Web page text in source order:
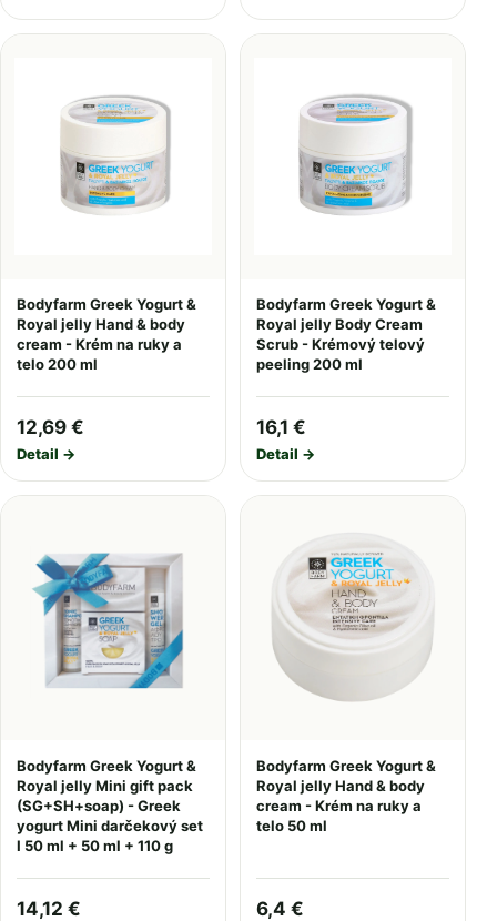
Bodyfarm Greek Yogurt &
Royal jelly Hand & body
cream - Krém na ruky a
telo 200 ml
12,69 €
Detail →
Bodyfarm Greek Yogurt &
Royal jelly Body Cream
Scrub - Krémový telový
peeling 200 ml
16,1 €
Detail →
Bodyfarm Greek Yogurt &
Royal jelly Mini gift pack
(SG+SH+soap) - Greek
yogurt Mini darčekový set
I 50 ml + 50 ml + 110 g
14,12 €
Bodyfarm Greek Yogurt &
Royal jelly Hand & body
cream - Krém na ruky a
telo 50 ml
6,4 €